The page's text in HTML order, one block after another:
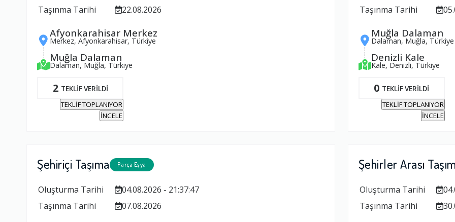
Taşınma Tarihi
22.08.2026
Afyonkarahisar Merkez
Merkez, Afyonkarahisar, Türkiye
Muğla Dalaman
Dalaman, Muğla, Türkiye
2 TEKLİF VERİLDİ
TEKLİF TOPLANIYOR
İNCELE
Taşınma Tarihi
Muğla Dalaman
Dalaman, Muğla, Türkiye
Denizli Kale
Kale, Denizli, Türkiye
0 TEKLİF VERİLDİ
TEKLİF TOPLANIYOR
İNCELE
Şehiriçi Taşıma Parça Eşya
Oluşturma Tarihi
04.08.2026 - 21:37:47
Taşınma Tarihi
07.08.2026
Şehirler Arası
Oluşturma Tarihi
Taşınma Tarihi